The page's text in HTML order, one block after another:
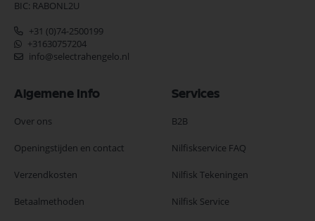
BIC: RABONL2U
+31 (0)74-2500199
+31630757204
info@selectrahengelo.nl
Algemene Info
Over ons
Openingstijden en contact
Verzendkosten
Betaalmethoden
Services
B2B
Nilfiskservice FAQ
Nilfisk Tekeningen
Nilfisk Service